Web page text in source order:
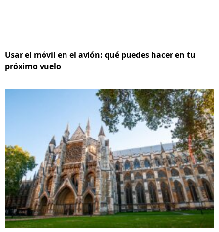
Usar el móvil en el avión: qué puedes hacer en tu
próximo vuelo